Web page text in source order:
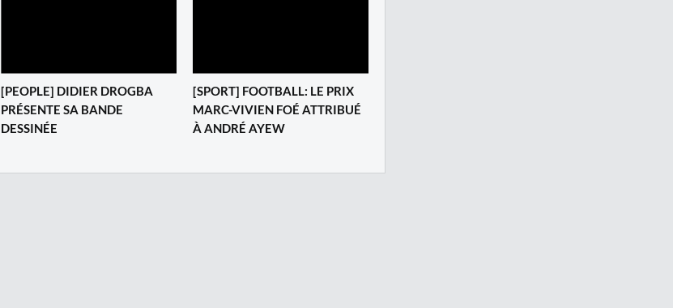
[PEOPLE] DIDIER DROGBA
PRÉSENTE SA BANDE
DESSINÉE
[SPORT] FOOTBALL: LE PRIX
MARC-VIVIEN FOÉ ATTRIBUÉ
À ANDRÉ AYEW